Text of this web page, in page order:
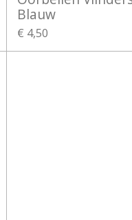
Blauw
€ 4,50